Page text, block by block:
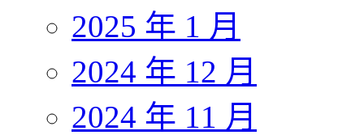
2025 年 1 月
2024 年 12 月
2024 年 11 月